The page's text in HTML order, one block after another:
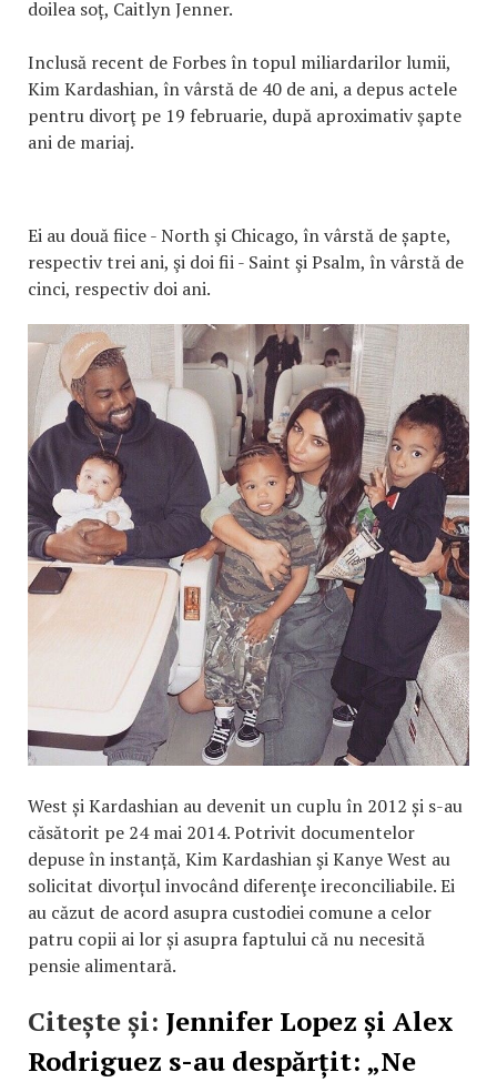
doilea soț, Caitlyn Jenner.
Inclusă recent de Forbes în topul miliardarilor lumii,
Kim Kardashian, în vârstă de 40 de ani, a depus actele
pentru divorţ pe 19 februarie, după aproximativ şapte
ani de mariaj.
Ei au două fiice - North şi Chicago, în vârstă de șapte,
respectiv trei ani, şi doi fii - Saint şi Psalm, în vârstă de
cinci, respectiv doi ani.
West și Kardashian au devenit un cuplu în 2012 și s-au
căsătorit pe 24 mai 2014. Potrivit documentelor
depuse în instanță, Kim Kardashian şi Kanye West au
solicitat divorțul invocând diferenţe ireconciliabile. Ei
au căzut de acord asupra custodiei comune a celor
patru copii ai lor și asupra faptului că nu necesită
pensie alimentară.
Citește și: Jennifer Lopez și Alex
Rodriguez s-au despărțit: „Ne